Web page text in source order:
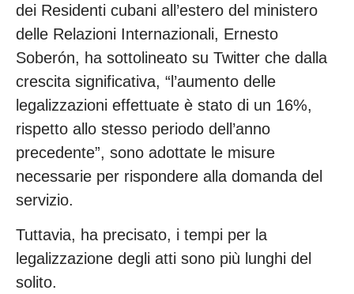
dei Residenti cubani all’estero del ministero
delle Relazioni Internazionali, Ernesto
Soberón, ha sottolineato su Twitter che dalla
crescita significativa, “l’aumento delle
legalizzazioni effettuate è stato di un 16%,
rispetto allo stesso periodo dell’anno
precedente”, sono adottate le misure
necessarie per rispondere alla domanda del
servizio.
Tuttavia, ha precisato, i tempi per la
legalizzazione degli atti sono più lunghi del
solito.